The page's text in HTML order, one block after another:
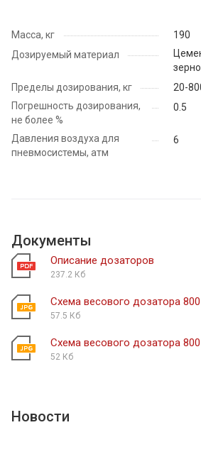
Масса, кг
190
Дозируемый материал
зерно
Пределы дозирования, кг
20-
Погрешность дозирования,
не более %
0.5
Давления воздуха для
пневмосистемы, атм
6
Документы
Описание дозаторов
237.2 Кб
Схема весового дозатора 800
57.5 Кб
Схема весового дозатора
52 Кб
Новости